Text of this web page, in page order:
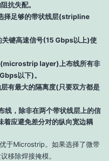
抗失配。
择足够的带状线层(stripline
键高速信号(15 Gbps以上)使
layer)上布线所有非
以下)。
有最大的隔离度(只要双方都是
线，除非在两个带状线层上的信
着应避免差分对的纵向宽边耦
于Microstrip。如果选择了微带
移除焊接掩模。